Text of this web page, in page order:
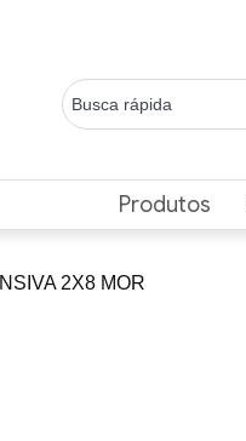
Produtos
2X8 MOR